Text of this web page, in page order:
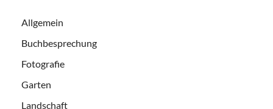
Allgemein
Buchbesprechung
Fotografie
Garten
Landschaft